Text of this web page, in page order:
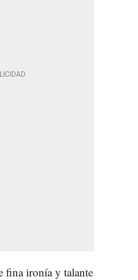
fina ironía y talante